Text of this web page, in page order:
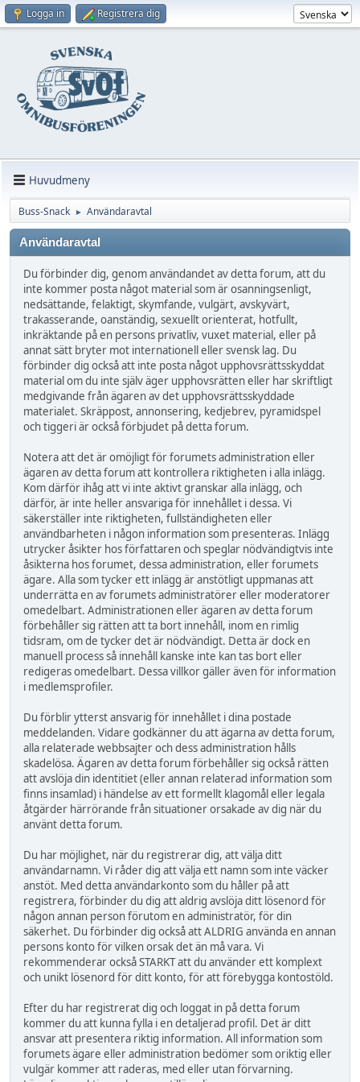
Logga in Registrera dig
Huvudmeny
Buss-Snack ► Användaravtal
Användaravtal
Du förbinder dig, genom användandet av detta forum, att du
inte kommer posta något material som är osanningsenligt,
nedsättande, felaktigt, skymfande, vulgärt, avskyvärt,
trakasserande, oanständig, sexuellt orienterat, hotfullt,
inkräktande på en persons privatliv, vuxet material, eller på
annat sätt bryter mot internationell eller svensk lag. Du
förbinder dig också att inte posta något upphovsrättsskyddat
material om du inte själv äger upphovsrätten eller har skriftligt
medgivande från ägaren av det upphovsrättsskyddade
materialet. Skräppost, annonsering, kedjebrev, pyramidspel
och tiggeri är också förbjudet på detta forum.
Notera att det är omöjligt för forumets administration eller
ägaren av detta forum att kontrollera riktigheten i alla inlägg.
Kom därför ihåg att vi inte aktivt granskar alla inlägg, och
därför, är inte heller ansvariga för innehållet i dessa. Vi
säkerställer inte riktigheten, fullständigheten eller
användbarheten i någon information som presenteras. Inlägg
utrycker åsikter hos författaren och speglar nödvändigtvis inte
åsikterna hos forumet, dessa administration, eller forumets
ägare. Alla som tycker ett inlägg är anstötligt uppmanas att
underrätta en av forumets administratörer eller moderatorer
omedelbart. Administrationen eller ägaren av detta forum
förbehåller sig rätten att ta bort innehåll, inom en rimlig
tidsram, om de tycker det är nödvändigt. Detta är dock en
manuell process så innehåll kanske inte kan tas bort eller
redigeras omedelbart. Dessa villkor gäller även för information
i medlemsprofiler.
Du förblir ytterst ansvarig för innehållet i dina postade
meddelanden. Vidare godkänner du att ägarna av detta forum,
alla relaterade webbsajter och dess administration hålls
skadelösa. Ägaren av detta forum förbehåller sig också rätten
att avslöja din identitiet (eller annan relaterad information som
finns insamlad) i händelse av ett formellt klagomål eller legala
åtgärder härrörande från situationer orsakade av dig när du
använt detta forum.
Du har möjlighet, när du registrerar dig, att välja ditt
användarnamn. Vi råder dig att välja ett namn som inte väcker
anstöt. Med detta användarkonto som du håller på att
registrera, förbinder du dig att aldrig avslöja ditt lösenord för
någon annan person förutom en administratör, för din
säkerhet. Du förbinder dig också att ALDRIG använda en annan
persons konto för vilken orsak det än må vara. Vi
rekommenderar också STARKT att du använder ett komplext
och unikt lösenord för ditt konto, för att förebygga kontostöld.
Efter du har registrerat dig och loggat in på detta forum
kommer du att kunna fylla i en detaljerad profil. Det är ditt
ansvar att presentera riktig information. All information som
forumets ägare eller administration bedömer som oriktig eller
vulgär kommer att raderas, med eller utan förvarning.